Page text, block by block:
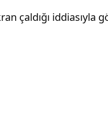
çaldığı iddiasıyla